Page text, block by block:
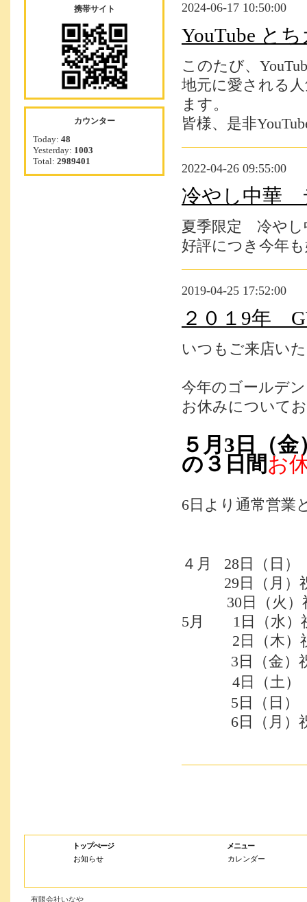
2024-06-17 10:50:00
YouTube と
このたび、
地元に愛される
ます。
皆様、是非
2022-04-26 09:55:00
冷やし中華
夏季限定 冷や
好評につき今年
2019-04-25 17:52:00
２０１9年
いつもご来店い
今年のゴールデ
お休みについて
５月3日（
の３日間お
6日より通常営業
４月 28日（
29日（月）祝
30日（火）祝
5月 1日（水）
2日（木）
3日（金）
4日（土）
5日（日）
6日（月）祝
携帯サイト
カウンター
Today: 48
Yesterday: 1003
Total: 2989401
トップぺージ
お知らせ
メニュー
カレンダー
有限会社いなや